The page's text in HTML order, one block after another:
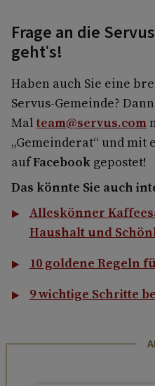
Frage an die
geht's!
Haben auch Sie eine
Servus-Gemeinde?
Malteam@servus.com
„Gemeinderat“ und mit
aufFacebook gepostet!
Das könnte Sie auch
Alleskönner
Haushalt und
10 goldene Regeln
9 wichtige Schritte